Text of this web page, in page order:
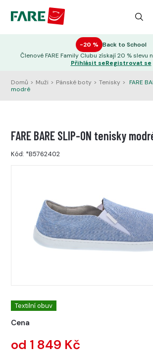
−20 % Back to School
Členové FARE Family Clubu získají 20 % slevu
Přihlásit seRegistrovat se
Domů > Muži > Pánské boty > Tenisky > FARE
modré
FARE BARE SLIP-ON tenisky
Kód: *B5762402
Textilní obuv
Cena
od 1 849 Kč